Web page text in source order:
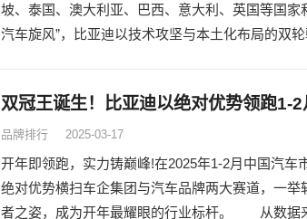
坡、泰国、澳大利亚、巴西、意大利、英国等国家
汽车旋风”，比亚迪以技术攻坚与本土化布局的双
双冠王诞生！比亚迪以绝对优势领跑1-
品牌排行 2025-03-17
开年即领跑，实力铸巅峰!在2025年1-2月中国汽车
绝对优势横扫车企集团与汽车品牌两大赛道，一举
者之姿，成为开年最耀眼的行业标杆。 从数据